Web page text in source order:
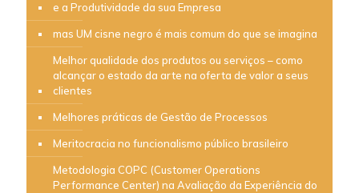
e a Produtividade da sua Empresa
mas UM cisne negro é mais comum do que se imagina
Melhor qualidade dos produtos ou serviços – como
alcançar o estado da arte na oferta de valor a seus
clientes
Melhores práticas de Gestão de Processos
Meritocracia no funcionalismo público brasileiro
Metodologia COPC (Customer Operations
Performance Center) na Avaliação da Experiência do